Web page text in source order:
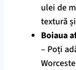
ulei de
textură
Boiaua
– Poți